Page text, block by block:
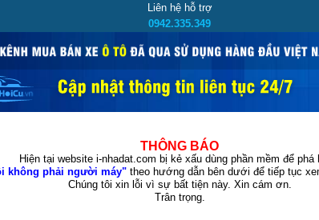
Liên hệ hỗ trợ
0942.335.349
THÔNG BÁO
Hiện tại website i-nhadat.com bị kẻ xấu dùng phần mềm để phá
không phải người máy"theo hướng dẫn bên dưới để tiếp tục
Chúng tôi xin lỗi vì sự bất tiện này. Xin cám ơn.
Trân trọng.